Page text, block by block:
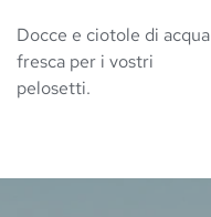
Docce e ciotole di acqua
fresca per i vostri
pelosetti.